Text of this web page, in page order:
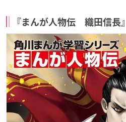
『まんが人物伝 織田信長』